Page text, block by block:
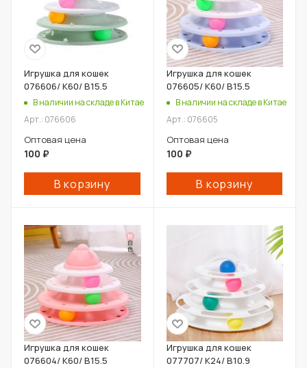
Игрушка для кошек
076606/ К60/ В15.5
В наличии на складе в Китае
Арт.: 076606
Оптовая цена
100 ₽
В корзину
Игрушка для кошек
076605/ К60/ В15.5
В наличии на складе в Китае
Арт.: 076605
Оптовая цена
100 ₽
В корзину
Игрушка для кошек
076604/ К60/ В15.5
Игрушка для кошек
077707/ К24/ В10.9